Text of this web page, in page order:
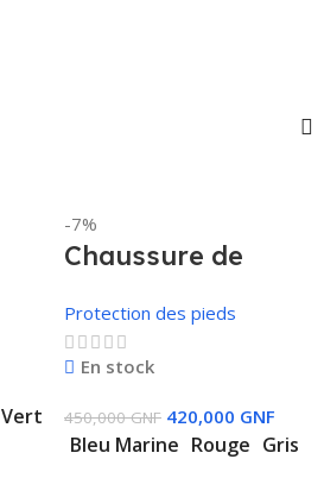
Vert
-7%
Chaussure de
DSK-CS5
Protection des pieds
En stock
450,000GNF 420,000 GNF
Bleu Marine Rouge Gris